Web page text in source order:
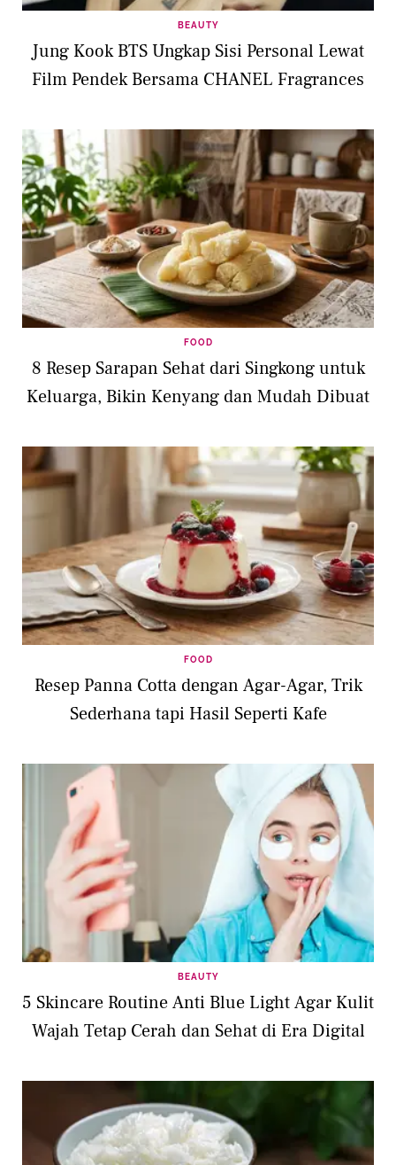
BEAUTY
Jung Kook BTS Ungkap Sisi Personal Lewat
Film Pendek Bersama CHANEL Fragrances
FOOD
8 Resep Sarapan Sehat dari Singkong untuk
Keluarga, Bikin Kenyang dan Mudah Dibuat
FOOD
Resep Panna Cotta dengan Agar-Agar, Trik
Sederhana tapi Hasil Seperti Kafe
BEAUTY
5 Skincare Routine Anti Blue Light Agar Kulit
Wajah Tetap Cerah dan Sehat di Era Digital